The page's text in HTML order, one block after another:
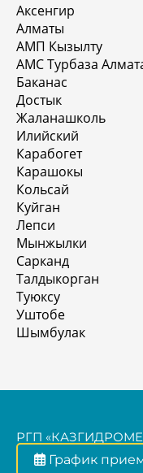
Аксенгир
Алматы
АМП Кызылту
АМС Турбаза
Баканас
Достык
Жаланашколь
Илийский
Карабогет
Карашокы
Кольсай
Куйган
Лепси
Мынжылки
Сарканд
Талдыкорган
Туюксу
Уштобе
Шымбулак
РГП
График